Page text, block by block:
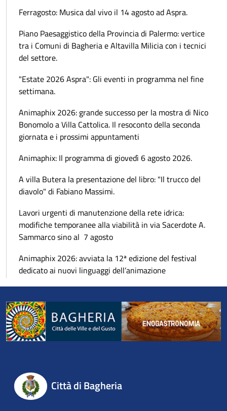
Ferragosto: Musica dal vivo il 14 agosto ad Aspra.
Piano Paesaggistico della Provincia di Palermo: vertice
tra i Comuni di Bagheria e Altavilla Milicia con i tecnici
del settore.
"Estate 2026 Aspra": Gli eventi in programma nel fine
settimana.
Animaphix 2026: grande successo per la mostra di Nico
Bonomolo a Villa Cattolica. Il resoconto della seconda
giornata e i prossimi appuntamenti
Animaphix: Il programma di giovedì 6 agosto 2026.
A villa Butera la presentazione del libro: "Il trucco del
diavolo" di Fabiano Massimi.
Lavori urgenti di manutenzione della rete idrica:
modifiche temporanee alla viabilità in via Sacerdote A.
Sammarco sino al 7 agosto
Animaphix 2026: avviata la 12ª edizione del festival
dedicato ai nuovi linguaggi dell’animazione
Città di Bagheria